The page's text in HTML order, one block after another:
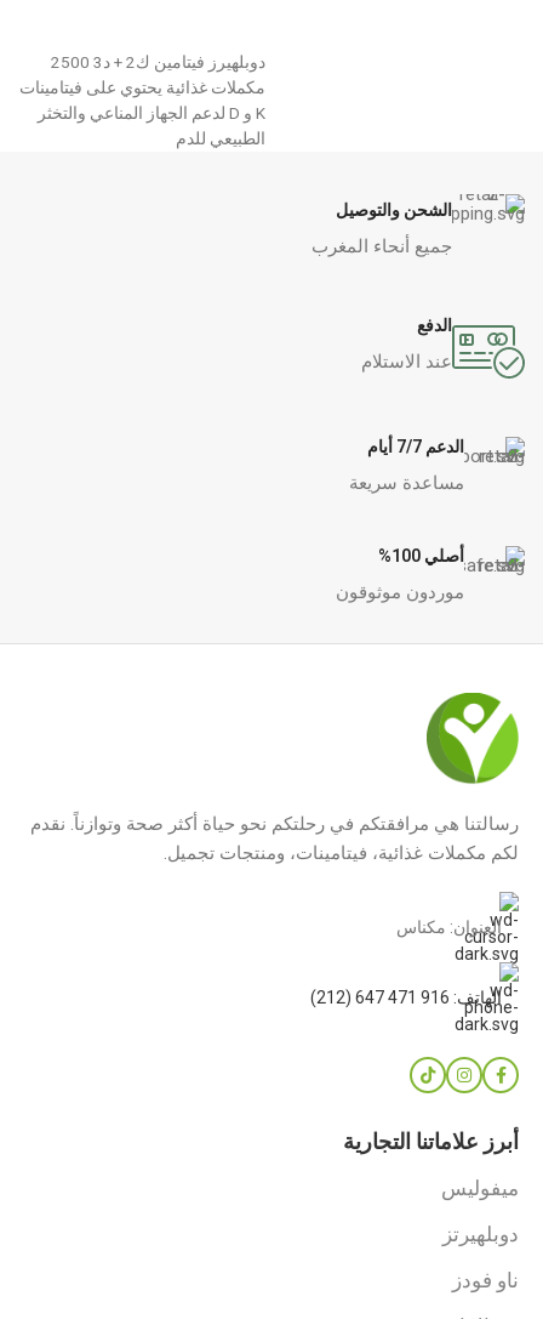
دوبلهيرز فيتامين ك2 + د3 2500
مكملات غذائية يحتوي على فيتامينات
K و D لدعم الجهاز المناعي والتخثر
الطبيعي للدم
الشحن والتوصيل
جميع أنحاء المغرب
الدفع
عند الاستلام
الدعم 7/7 أيام
مساعدة سريعة
أصلي 100%
موردون موثوقون
رسالتنا هي مرافقتكم في رحلتكم نحو حياة أكثر صحة وتوازناً. نقدم
لكم مكملات غذائية، فيتامينات، ومنتجات تجميل.
العنوان: مكناس
الهاتف: 916 471 647 (212)
أبرز علاماتنا التجارية
ميفوليس
دوبلهيرتز
ناو فودز